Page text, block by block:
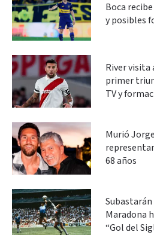
Boca
y posibles
River visita
primer
TV y
Murió
68 años
Maradona
“Gol del